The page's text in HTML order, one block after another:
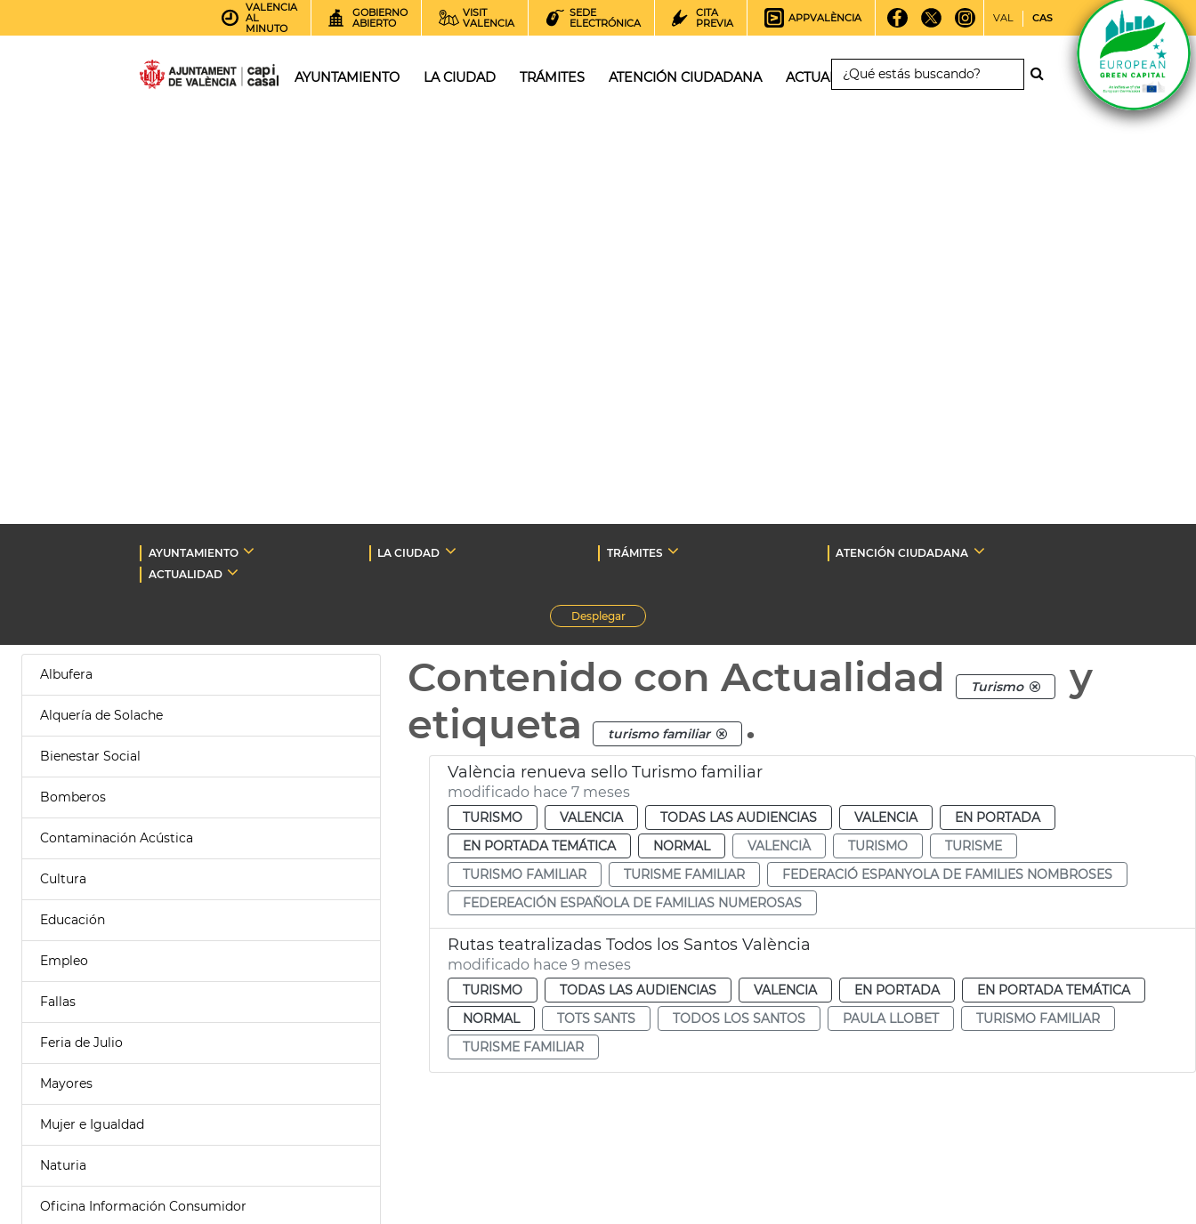
VALENCIA
AL
MINUTO
GOBIERNO
ABIERTO
VISIT
VALENCIA
SEDE
ELECTRÓNICA
CITA
PREVIA
APPVALÈNCIA VAL CAS
AYUNTAMIENTO LA CIUDAD TRÁMITES ATENCIÓN CIUDADANA ACTUALIDAD
AYUNTAMIENTO LA CIUDAD TRÁMITES
ATENCIÓN CIUDADANA
ACTUALIDAD
Desplegar
Albufera
Alquería de Solache
Bienestar Social
Bomberos
Contaminación Acústica
Cultura
Educación
Empleo
Fallas
Feria de Julio
Mayores
Mujer e Igualdad
Naturia
Oficina Información Consumidor
Contenido con Actualidad Turismo
y
etiqueta
turismo familiar .
València renueva sello Turismo familiar
modificado hace 7 meses
TURISMO VALENCIA TODAS LAS AUDIENCIAS VALENCIA
EN PORTADA
EN PORTADA TEMÁTICA
NORMAL VALENCIÀ TURISMO
TURISME
TURISMO FAMILIAR
TURISME FAMILIAR
FEDERACIÓ ESPANYOLA DE FAMILIES NOMBROSES
FEDEREACIÓN ESPAÑOLA DE FAMILIAS NUMEROSAS
Rutas teatralizadas Todos los Santos València
modificado hace 9 meses
TURISMO TODAS LAS AUDIENCIAS VALENCIA EN PORTADA
EN PORTADA TEMÁTICA
NORMAL
TOTS SANTS TODOS LOS SANTOS PAULA LLOBET
TURISMO FAMILIAR
TURISME FAMILIAR